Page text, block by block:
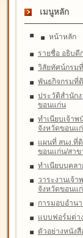
เมนูหลัก
หน้าหลัก
รายชื่อ อธิบดี
วิสัยทัศน์กรม
พันธกิจกรมที่
ประวัติสำนัก
ขอนแก่น
ทำเนียบเจ้า
จังหวัดขอนแ
แผนที่ สนง.ที่
ขอนแก่น/สาข
ทำเนียบบุคลา
วาระงานเจ้
จังหวัดขอนแ
การมอบอำนา
แบบฟอร์มต่า
ตัวอย่างหนัง